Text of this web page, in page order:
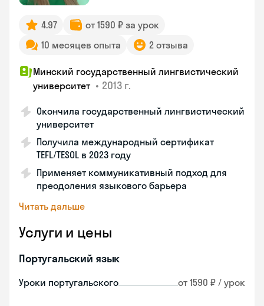
4.97
от 1590 ₽ за урок
10 месяцев опыта
2 отзыва
Минский государственный лингвистический
университет • 2013 г.
Окончила государственный лингвистический
университет
Получила международный сертификат
TEFL/TESOL в 2023 году
Применяет коммуникативный подход для
преодоления языкового барьера
Читать дальше
Услуги и цены
Португальский язык
Уроки португальского от 1590 ₽ / урок